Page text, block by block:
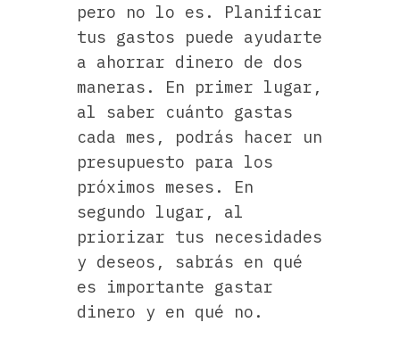
pero no lo es. Planificar
tus gastos puede ayudarte
a ahorrar dinero de dos
maneras. En primer lugar,
al saber cuánto gastas
cada mes, podrás hacer un
presupuesto para los
próximos meses. En
segundo lugar, al
priorizar tus necesidades
y deseos, sabrás en qué
es importante gastar
dinero y en qué no.